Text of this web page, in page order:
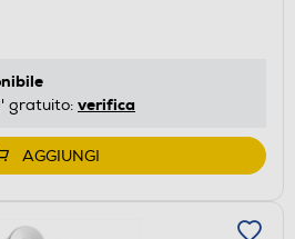
gratuito: verifica
AGGIUNGI